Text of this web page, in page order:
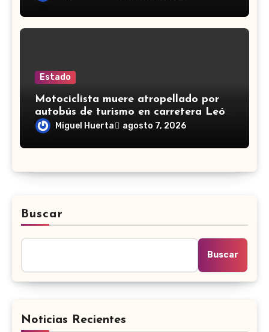
Estado
Motociclista muere atropellado por
autobús de turismo en carretera León-
San Francisco del Rincón
Miguel Huerta agosto 7, 2026
Buscar
Buscar
Noticias Recientes